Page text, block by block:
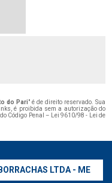
do Pari" é de direito reservado. Sua
é proibida sem a autorização do
Código Penal –
Lei 9610/98 - Lei de
LTDA - ME